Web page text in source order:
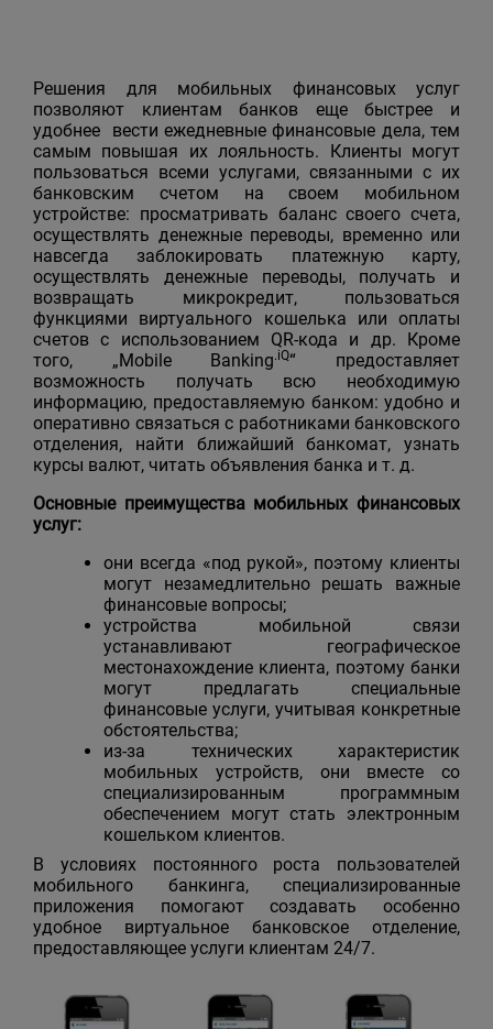
Решения для мобильных финансовых услуг
позволяют клиентам банков еще быстрее и
удобнее вести ежедневные финансовые дела, тем
самым повышая их лояльность. Клиенты могут
пользоваться всеми услугами, связанными с их
банковским счетом на своем мобильном
устройстве: просматривать баланс своего счета,
осуществлять денежные переводы, временно или
навсегда заблокировать платежную карту,
осуществлять денежные переводы, получать и
возвращать микрокредит, пользоваться
функциями виртуального кошелька или оплаты
счетов с использованием QR-кода и др. Кроме
того, „Mobile Banking.iQ“ предоставляет
возможность получать всю необходимую
информацию, предоставляемую банком: удобно и
оперативно связаться с работниками банковского
отделения, найти ближайший банкомат, узнать
курсы валют, читать объявления банка и т. д.
Основные преимущества мобильных финансовых
услуг:
они всегда «под рукой», поэтому клиенты
могут незамедлительно решать важные
финансовые вопросы;
устройства мобильной связи
устанавливают географическое
местонахождение клиента, поэтому банки
могут предлагать специальные
финансовые услуги, учитывая конкретные
обстоятельства;
из-за технических характеристик
мобильных устройств, они вместе со
специализированным программным
обеспечением могут стать электронным
кошельком клиентов.
В условиях постоянного роста пользователей
мобильного банкинга, специализированные
приложения помогают создавать особенно
удобное виртуальное банковское отделение,
предоставляющее услуги клиентам 24/7.